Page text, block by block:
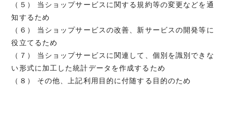
（５） 当ショップサービスに関する規約等の変更などを通
知するため
（６） 当ショップサービスの改善、新サービスの開発等に
役立てるため
（７） 当ショップサービスに関連して、個別を識別できな
い形式に加工した統計データを作成するため
（８） その他、上記利用目的に付随する目的のため